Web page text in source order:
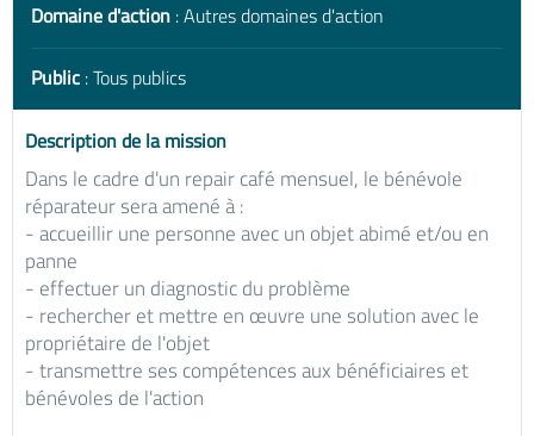
Domaine d'action : Autres domaines d'action
Public : Tous publics
Description de la mission
Dans le cadre d'un repair café mensuel, le bénévole
réparateur sera amené à :
- accueillir une personne avec un objet abimé et/ou en
panne
- effectuer un diagnostic du problème
- rechercher et mettre en œuvre une solution avec le
propriétaire de l'objet
- transmettre ses compétences aux bénéficiaires et
bénévoles de l'action